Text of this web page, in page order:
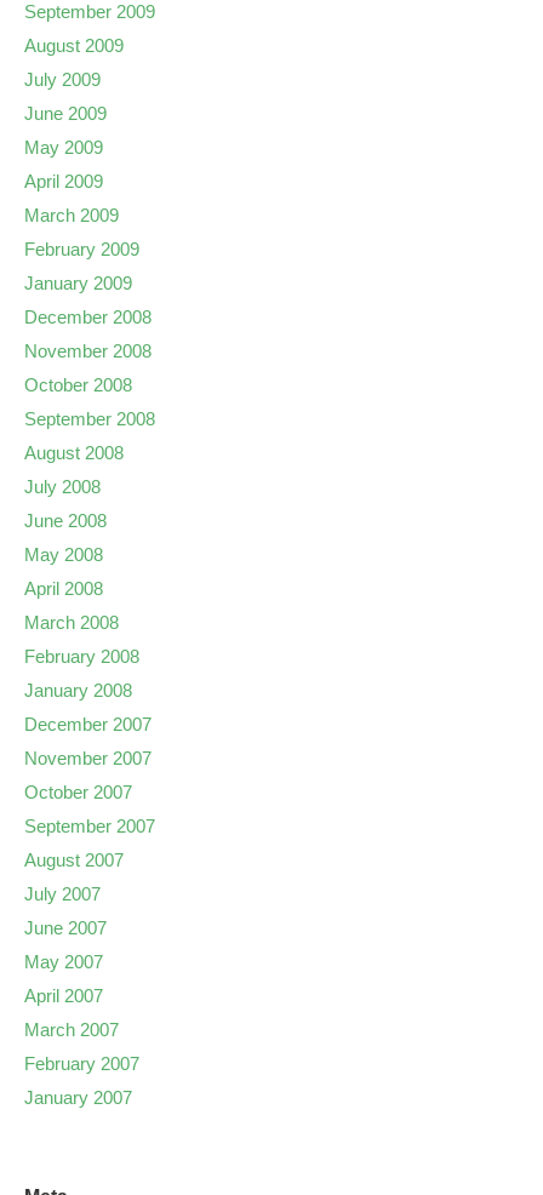
September 2009
August 2009
July 2009
June 2009
May 2009
April 2009
March 2009
February 2009
January 2009
December 2008
November 2008
October 2008
September 2008
August 2008
July 2008
June 2008
May 2008
April 2008
March 2008
February 2008
January 2008
December 2007
November 2007
October 2007
September 2007
August 2007
July 2007
June 2007
May 2007
April 2007
March 2007
February 2007
January 2007